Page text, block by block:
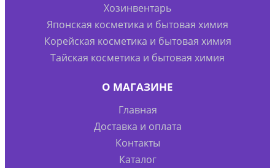
Хозинвентарь
Японская косметика и бытовая химия
Корейская косметика и бытовая химия
Тайская косметика и бытовая химия
О МАГАЗИНЕ
Главная
Доставка и оплата
Контакты
Каталог